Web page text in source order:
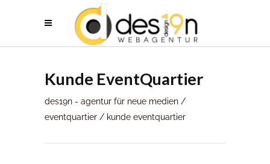
Kunde EventQuartier
des19n - agentur für neue medien /
eventquartier / kunde eventquartier